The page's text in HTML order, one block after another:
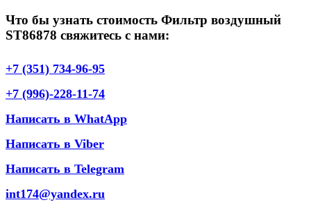
Что бы узнать стоимость Фильтр воздушный
ST86878 свяжитесь с нами:
+7 (351) 734-96-95
+7 (996)-228-11-74
Написать в WhatApp
Написать в Viber
Написать в Telegram
int174@yandex.ru